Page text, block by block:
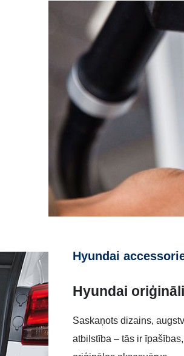
Hyundai
Hyundai
Saskaņots dizains,
atbilstība – tās ir